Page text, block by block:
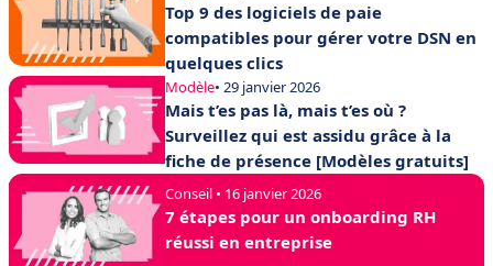
Top 9 des logiciels de paie
compatibles pour gérer votre DSN en
quelques clics
Modèle• 29 janvier 2026
Mais t’es pas là, mais t’es où ?
Surveillez qui est assidu grâce à la
fiche de présence [Modèles gratuits]
Conseil • 16 janvier 2026
7 étapes pour un onboarding RH
réussi en entreprise